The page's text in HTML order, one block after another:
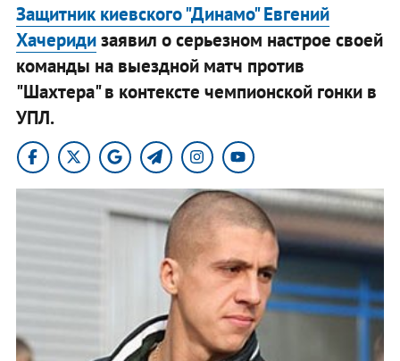
Защитник киевского "Динамо" Евгений
Хачеридизаявил о серьезном настрое своей
команды на выездной матч против
"Шахтера" в контексте чемпионской гонки в
УПЛ.